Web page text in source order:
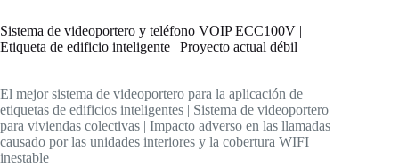
Sistema de videoportero y teléfono VOIP ECC100V |
Etiqueta de edificio inteligente | Proyecto actual débil
El mejor sistema de videoportero para la aplicación de
etiquetas de edificios inteligentes | Sistema de videoportero
para viviendas colectivas | Impacto adverso en las llamadas
causado por las unidades interiores y la cobertura WIFI
inestable